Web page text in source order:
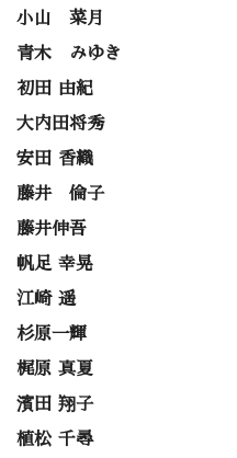
小山 菜月
青木 みゆき
初田 由紀
大内田将秀
安田 香織
藤井 倫子
藤井伸吾
帆足 幸晃
江崎 遥
杉原一輝
梶原 真夏
濱田 翔子
植松 千尋